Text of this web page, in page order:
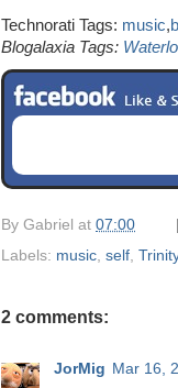
Technorati Tags: music,
Blogalaxia Tags:
By Gabriel at 07:00
Labels: music self
2 comments:
JorMig Mar 16,